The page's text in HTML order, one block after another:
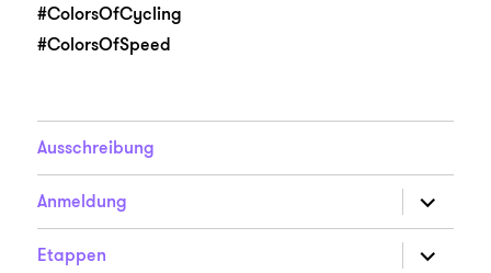
#ColorsOfCycling
#ColorsOfSpeed
Ausschreibung
Anmeldung
anzeigen
Etappen
anzeigen